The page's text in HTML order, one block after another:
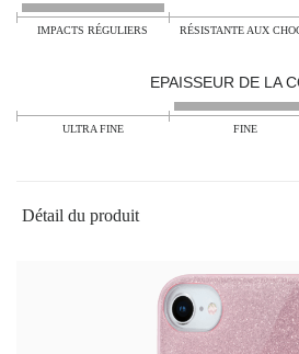
IMPACTS RÉGULIERS RÉSISTANTE AUX
EPAISSEUR DE LA
ULTRA FINE FINE
Détail du produit